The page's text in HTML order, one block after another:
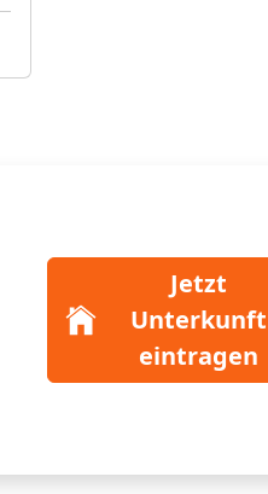
Jetzt
Unterkunft
eintragen